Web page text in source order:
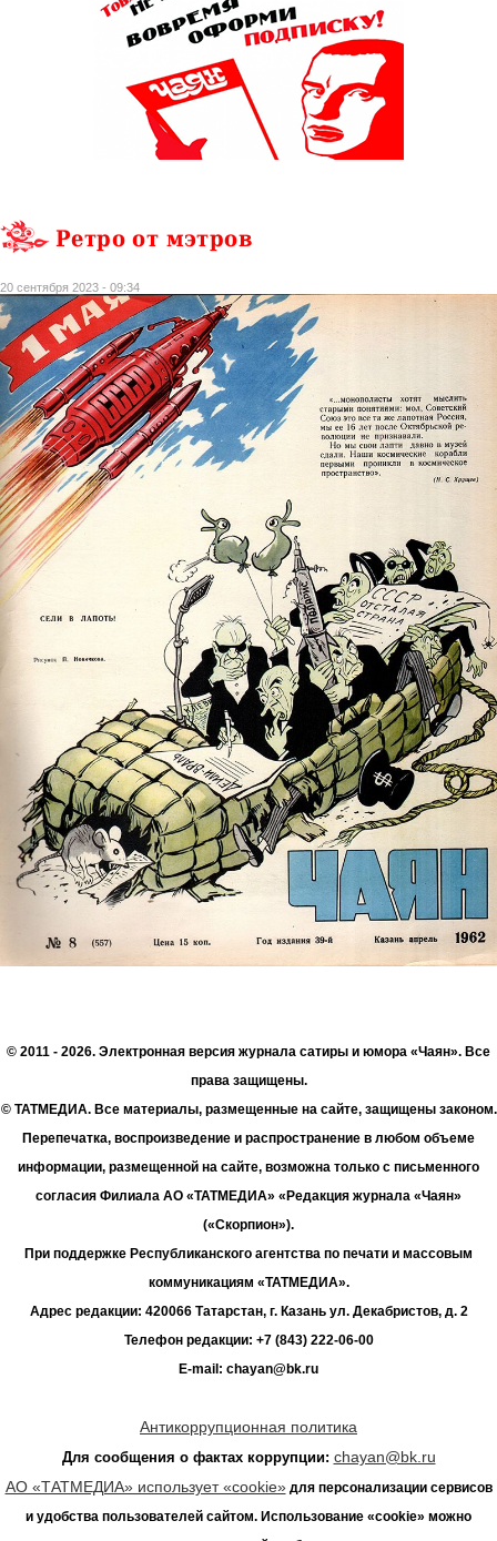
Ретро от мэтров
20 сентября 2023 - 09:34
© 2011 - 2026. Электронная версия журнала сатиры и юмора «Чаян». Все
права защищены.
© ТАТМЕДИА. Все материалы, размещенные на сайте, защищены законом.
Перепечатка, воспроизведение и распространение в любом объеме
информации, размещенной на сайте, возможна только с письменного
согласия Филиала АО «ТАТМЕДИА» «Редакция журнала «Чаян»
(«Скорпион»).
При поддержке Республиканского агентства по печати и массовым
коммуникациям «ТАТМЕДИА».
Адрес редакции: 420066 Татарстан, г. Казань ул. Декабристов, д. 2
Телефон редакции: +7 (843) 222-06-00
E-mail: chayan@bk.ru
Антикоррупционная политика
Для сообщения о фактах коррупции: chayan@bk.ru
АО «ТАТМЕДИА» использует «cookie»для персонализации сервисов
и удобства пользователей сайтом. Использование «cookie» можно